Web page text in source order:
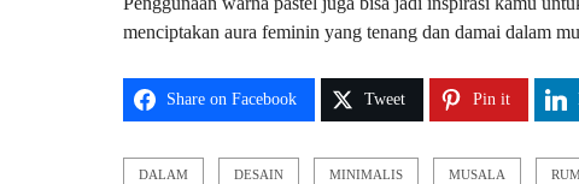
menciptakan aura feminin yang tenang dan damai dalam
Share on Facebook Tweet Pin it
DALAM DESAIN MINIMALIS MUSALA